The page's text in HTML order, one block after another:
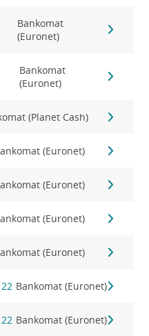
Bankomat
(Euronet)
Bankomat
(Euronet)
(Planet Cash)
(Euronet)
(Euronet)
(Euronet)
(Euronet)
Bankomat (Euronet)
Bankomat (Euronet)